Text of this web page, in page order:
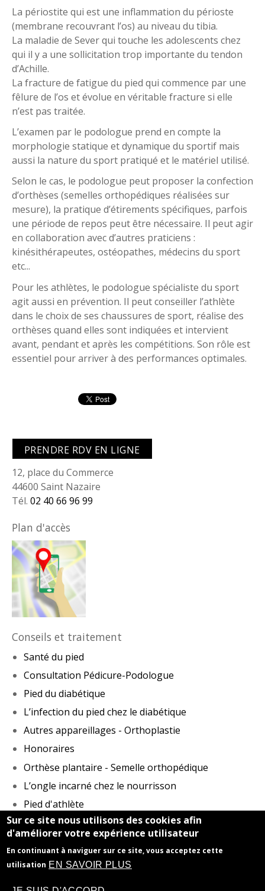
La périostite qui est une inflammation du périoste
(membrane recouvrant l’os) au niveau du tibia.
La maladie de Sever qui touche les adolescents chez
qui il y a une sollicitation trop importante du tendon
d’Achille.
La fracture de fatigue du pied qui commence par une
fêlure de l’os et évolue en véritable fracture si elle
n’est pas traitée.
L’examen par le podologue prend en compte la
morphologie statique et dynamique du sportif mais
aussi la nature du sport pratiqué et le matériel utilisé.
Selon le cas, le podologue peut proposer la confection
d’orthèses (semelles orthopédiques réalisées sur
mesure), la pratique d’étirements spécifiques, parfois
une période de repos peut être nécessaire. Il peut agir
en collaboration avec d’autres praticiens :
kinésithérapeutes, ostéopathes, médecins du sport
etc...
Pour les athlètes, le podologue spécialiste du sport
agit aussi en prévention. Il peut conseiller l’athlète
dans le choix de ses chaussures de sport, réalise des
orthèses quand elles sont indiquées et intervient
avant, pendant et après les compétitions. Son rôle est
essentiel pour arriver à des performances optimales.
PRENDRE RDV EN LIGNE
12, place du Commerce
44600 Saint Nazaire
Tél. 02 40 66 96 99
Plan d'accès
Conseils et traitement
Santé du pied
Consultation Pédicure-Podologue
Pied du diabétique
L’infection du pied chez le diabétique
Autres appareillages - Orthoplastie
Honoraires
Orthèse plantaire - Semelle orthopédique
L’ongle incarné chez le nourrisson
Pied d'athlète
Sportifs
Honoraires -Mentions légales
Sur ce site nous utilisons des cookies afin
d'améliorer votre expérience utilisateur
En continuant à naviguer sur ce site, vous acceptez cette
utilisation EN SAVOIR PLUS